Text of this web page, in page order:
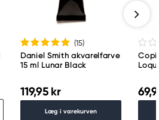
(15)
Daniel Smith akvarelfarve
15 ml Lunar Black
119,95 kr
Læg i varekurven